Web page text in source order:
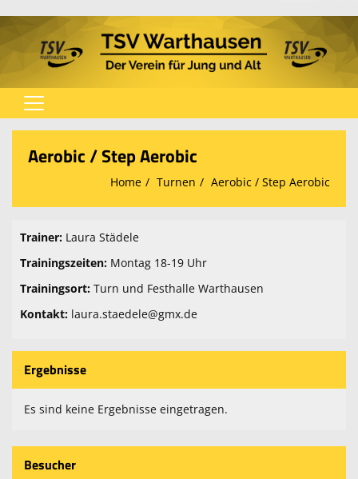
Home
Verein
Fußball
Tischtennis
Fitness und Gesundheitssport
Volleyball
Kontaktformular
Aerobic / Step Aerobic
Home Turnen Aerobic / Step Aerobic
Trainer: Laura Städele
Trainingszeiten: Montag 18-19 Uhr
Trainingsort: Turn und Festhalle Warthausen
Kontakt: laura.staedele@gmx.de
Ergebnisse
Es sind keine Ergebnisse eingetragen.
Besucher